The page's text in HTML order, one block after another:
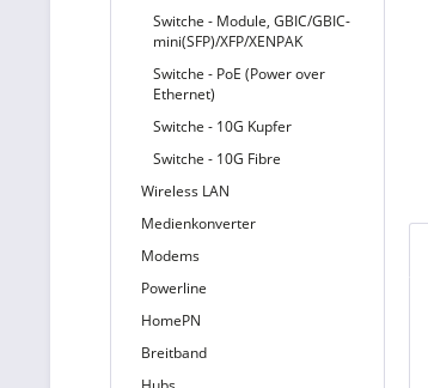
Switche - Module, GBIC/GBIC-
mini(SFP)/XFP/XENPAK
Switche - PoE (Power over
Ethernet)
Switche - 10G Kupfer
Switche - 10G Fibre
Wireless LAN
Medienkonverter
Modems
Powerline
HomePN
Breitband